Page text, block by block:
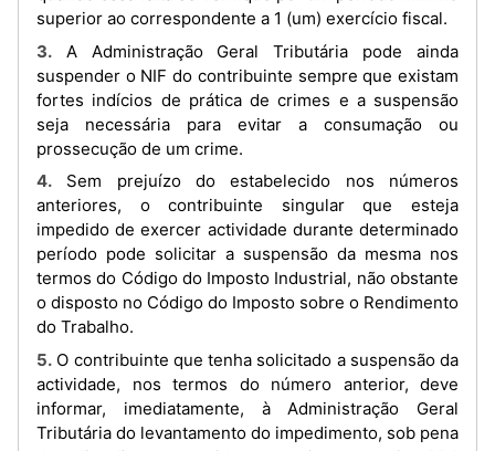
superior ao correspondente a 1 (um) exercício fiscal.
3. A Administração Geral Tributária pode ainda
suspender o NIF do contribuinte sempre que existam
fortes indícios de prática de crimes e a suspensão
seja necessária para evitar a consumação ou
prossecução de um crime.
4. Sem prejuízo do estabelecido nos números
anteriores, o contribuinte singular que esteja
impedido de exercer actividade durante determinado
período pode solicitar a suspensão da mesma nos
termos do Código do Imposto Industrial, não obstante
o disposto no Código do Imposto sobre o Rendimento
do Trabalho.
5. O contribuinte que tenha solicitado a suspensão da
actividade, nos termos do número anterior, deve
informar, imediatamente, à Administração Geral
Tributária do levantamento do impedimento, sob pena